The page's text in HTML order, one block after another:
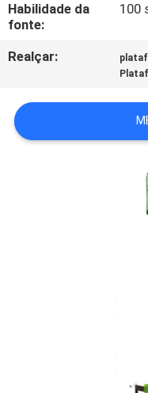
NOTÍCIAS
SOLICITE UM
ORÇAMENTO
MAPA
Habilidade da
fonte:
100
Realçar: